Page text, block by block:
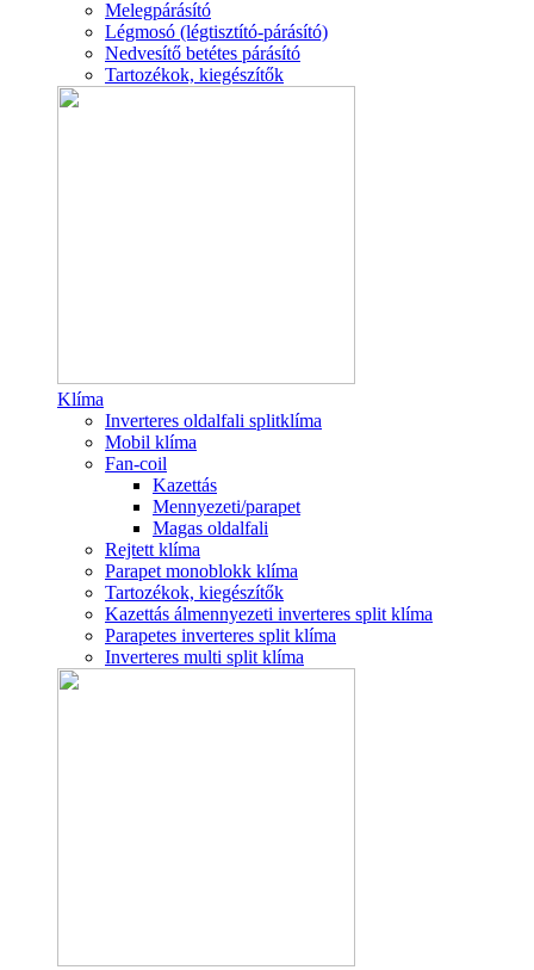
Melegpárásító
Légmosó (légtisztító-párásító)
Nedvesítő betétes párásító
Tartozékok, kiegészítők
Klíma
Inverteres oldalfali splitklíma
Mobil klíma
Fan-coil
Kazettás
Mennyezeti/parapet
Magas oldalfali
Rejtett klíma
Parapet monoblokk klíma
Tartozékok, kiegészítők
Kazettás álmennyezeti inverteres split klíma
Parapetes inverteres split klíma
Inverteres multi split klíma